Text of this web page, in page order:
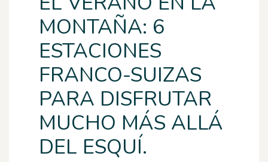
MONTAÑA: 6
ESTACIONES
FRANCO-SUIZAS
PARA DISFRUTAR
MUCHO MÁS ALLÁ
DEL ESQUÍ.